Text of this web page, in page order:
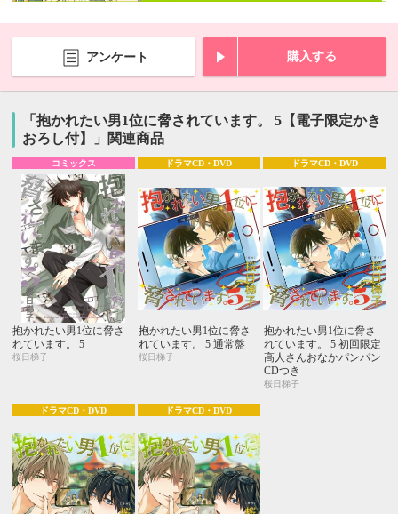
アンケート 購入する
「抱かれたい男1位に脅されています。 5【電子限定かき
おろし付】」関連商品
コミックス
抱かれたい男1位に脅さ
れています。 5
桜日梯子
ドラマCD・DVD
抱かれたい男1位に脅さ
れています。 5 通常盤
桜日梯子
ドラマCD・DVD
抱かれたい男1位に脅さ
れています。 5 初回限定
高人さんおなかパンパン
CDつき
桜日梯子
ドラマCD・DVD ドラマCD・DVD